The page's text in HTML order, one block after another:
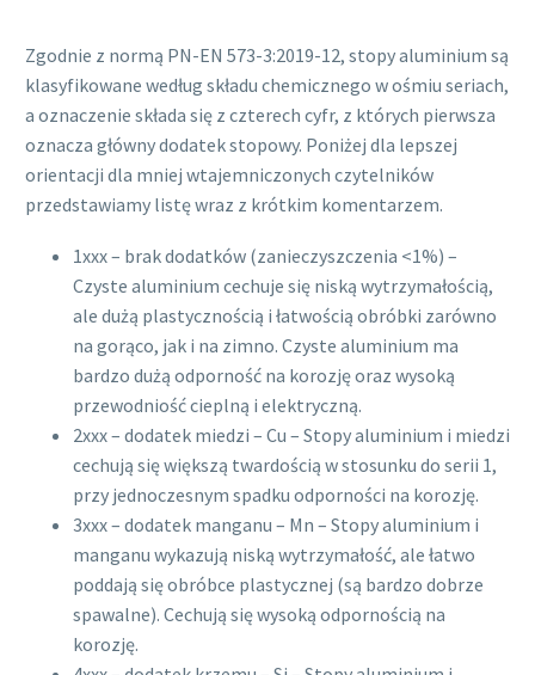
Zgodnie z normą PN-EN 573-3:2019-12, stopy aluminium są
klasyfikowane według składu chemicznego w ośmiu seriach,
a oznaczenie składa się z czterech cyfr, z których pierwsza
oznacza główny dodatek stopowy. Poniżej dla lepszej
orientacji dla mniej wtajemniczonych czytelników
przedstawiamy listę wraz z krótkim komentarzem.
1xxx – brak dodatków (zanieczyszczenia <1%) –
Czyste aluminium cechuje się niską wytrzymałością,
ale dużą plastycznością i łatwością obróbki zarówno
na gorąco, jak i na zimno. Czyste aluminium ma
bardzo dużą odporność na korozję oraz wysoką
przewodniość cieplną i elektryczną.
2xxx – dodatek miedzi – Cu – Stopy aluminium i miedzi
cechują się większą twardością w stosunku do serii 1,
przy jednoczesnym spadku odporności na korozję.
3xxx – dodatek manganu – Mn – Stopy aluminium i
manganu wykazują niską wytrzymałość, ale łatwo
poddają się obróbce plastycznej (są bardzo dobrze
spawalne). Cechują się wysoką odpornością na
korozję.